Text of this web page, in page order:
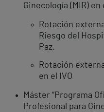
Ginecología (MIR) en
Rotación
Riesgo del
Paz.
Rotación
en el IVO
Máster “Programa
Profesional para